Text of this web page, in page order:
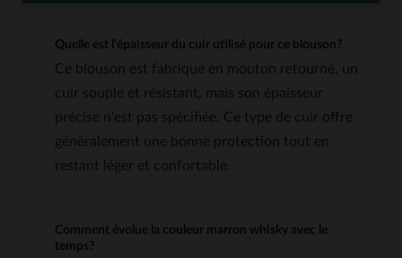
Quelle est l'épaisseur du cuir utilisé pour ce blouson?
Ce blouson est fabriqué en mouton retourné, un
cuir souple et résistant, mais son épaisseur
précise n'est pas spécifiée. Ce type de cuir offre
généralement une bonne protection tout en
restant léger et confortable.
Comment évolue la couleur marron whisky avec le
temps?